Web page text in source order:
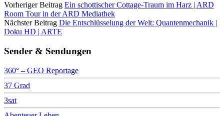
Vorheriger Beitrag Ein schottischer Cottage-Traum im Harz | ARD
Room Tour in der ARD Mediathek
Nächster Beitrag Die Entschlüsselung der Welt: Quantenmechanik |
Doku HD | ARTE
Sender & Sendungen
360° – GEO Reportage
37 Grad
3sat